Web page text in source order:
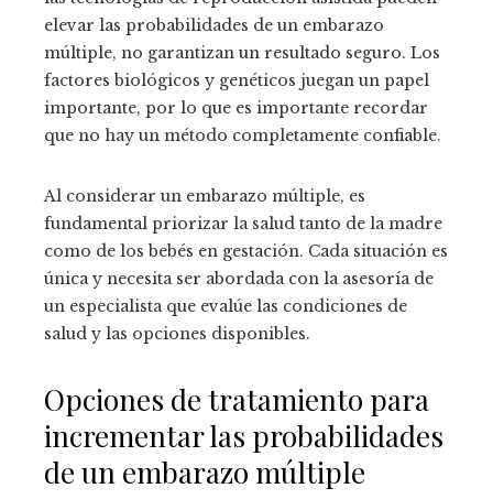
elevar las probabilidades de un embarazo
múltiple, no garantizan un resultado seguro. Los
factores biológicos y genéticos juegan un papel
importante, por lo que es importante recordar
que no hay un método completamente confiable.
Al considerar un embarazo múltiple, es
fundamental priorizar la salud tanto de la madre
como de los bebés en gestación. Cada situación es
única y necesita ser abordada con la asesoría de
un especialista que evalúe las condiciones de
salud y las opciones disponibles.
Opciones de tratamiento para
incrementar las probabilidades
de un embarazo múltiple